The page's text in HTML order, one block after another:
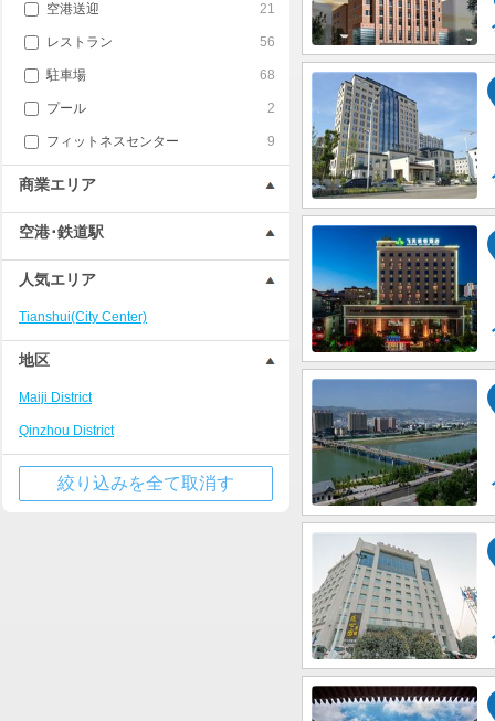
空港送迎 21
レストラン 56
駐車場 68
プール 2
フィットネスセンター 9
商業エリア
空港･鉄道駅
人気エリア
Tianshui(City Center)
地区
Maiji District
Qinzhou District
絞り込みを全て取消す